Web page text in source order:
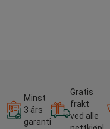
Minst
3 års
garanti
Gratis
frakt
ved alle